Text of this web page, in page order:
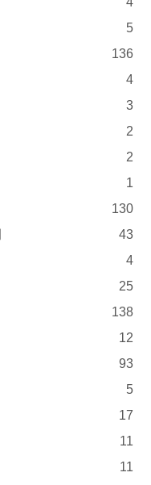
5
136
4
3
2
2
1
130
43
4
25
138
12
93
5
17
11
11